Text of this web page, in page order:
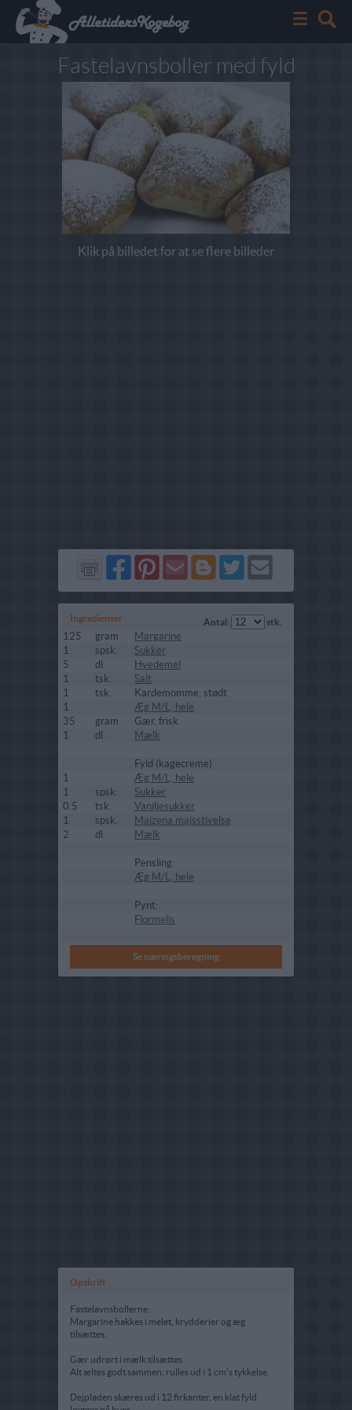
Fastelavnsboller med fyld
Klik på billedet for at se flere billeder
Del
på
Del
på
Send
via
Del
på
Del
på
Send
Ingredienser Antal: stk.
125 gram
Margarine
1
spsk.
Sukker
5
dl.
Hvedemel
1
tsk.
Salt
1
tsk.
Kardemomme, stødt
1
Æg M/L, hele
35
gram
Gær, frisk
1
dl. Mælk
Fyld (kagecreme)
1
Æg M/L, hele
1
spsk.
Sukker
0.5
tsk.
Vaniljesukker
1
spsk.
Maizena majsstivelse
2
dl. Mælk
Pensling:
Æg M/L, hele
Pynt:
Flormelis
Se næringsberegning
Opskrift
Fastelavnsbollerne:
Margarine hakkes i melet, krydderier og æg
tilsættes.
Gær udrørt i mælk tilsættes
Alt æltes godt sammen, rulles ud i 1 cm's tykkelse.
Dejpladen skæres ud i 12 firkanter, en klat fyld